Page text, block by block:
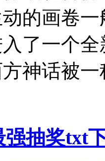
的画卷
了一个
神话被
强抽奖txt